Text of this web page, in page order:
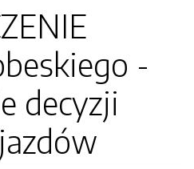
-
decyzji